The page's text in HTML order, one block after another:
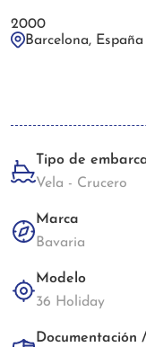
2000
Barcelona, España
Tipo de
Vela - Crucero
Marca
Bavaria
Modelo
36 Holiday
Documentación